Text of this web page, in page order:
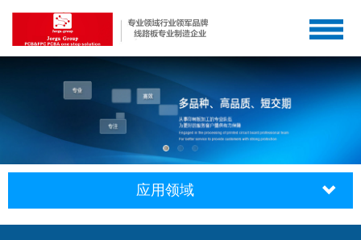
网站首页
公司简介
产品系列
应用领域